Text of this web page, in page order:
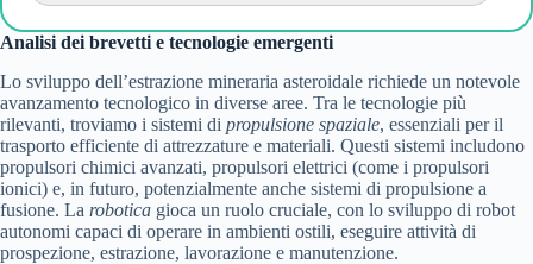
Analisi dei brevetti e tecnologie emergenti
Lo sviluppo dell’estrazione mineraria asteroidale richiede un notevole
avanzamento tecnologico in diverse aree. Tra le tecnologie più
rilevanti, troviamo i sistemi di propulsione spaziale, essenziali per il
trasporto efficiente di attrezzature e materiali. Questi sistemi includono
propulsori chimici avanzati, propulsori elettrici (come i propulsori
ionici) e, in futuro, potenzialmente anche sistemi di propulsione a
fusione. La robotica gioca un ruolo cruciale, con lo sviluppo di robot
autonomi capaci di operare in ambienti ostili, eseguire attività di
prospezione, estrazione, lavorazione e manutenzione.